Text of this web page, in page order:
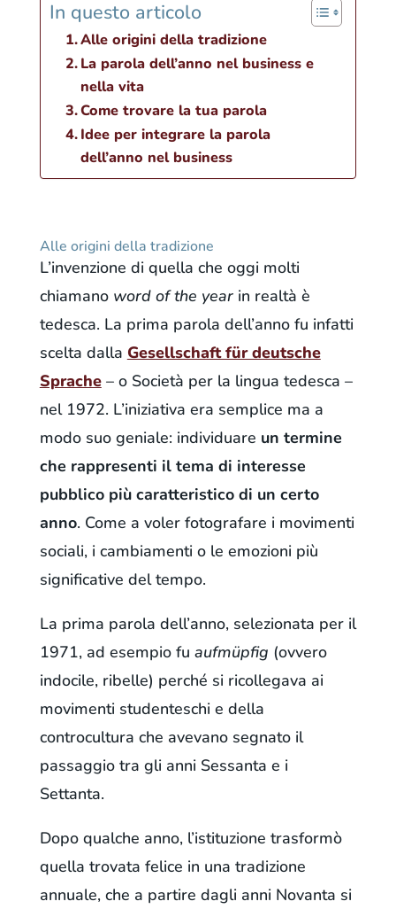
In questo articolo
Alle origini della tradizione
La parola dell’anno nel business e
nella vita
Come trovare la tua parola
Idee per integrare la parola
dell’anno nel business
Alle origini della tradizione
L’invenzione di quella che oggi molti
chiamano word of the yearin realtà è
tedesca. La prima parola dell’anno fu infatti
scelta dalla Gesellschaft für deutsche
Sprache– o Società per la lingua tedesca –
nel 1972. L’iniziativa era semplice ma a
modo suo geniale: individuare un termine
che rappresenti il tema di interesse
pubblico più caratteristico di un certo
anno. Come a voler fotografare i movimenti
sociali, i cambiamenti o le emozioni più
significative del tempo.
La prima parola dell’anno, selezionata per il
1971, ad esempio fu aufmüpfig (ovvero
indocile, ribelle) perché si ricollegava ai
movimenti studenteschi e della
controcultura che avevano segnato il
passaggio tra gli anni Sessanta e i
Settanta.
Dopo qualche anno, l’istituzione trasformò
quella trovata felice in una tradizione
annuale, che a partire dagli anni Novanta si